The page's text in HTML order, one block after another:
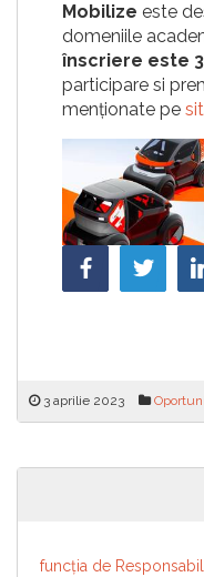
Mobilize este
domeniile
înscriere este
participare si
menționate pe
3 aprilie 2023
Navigare
funcția de